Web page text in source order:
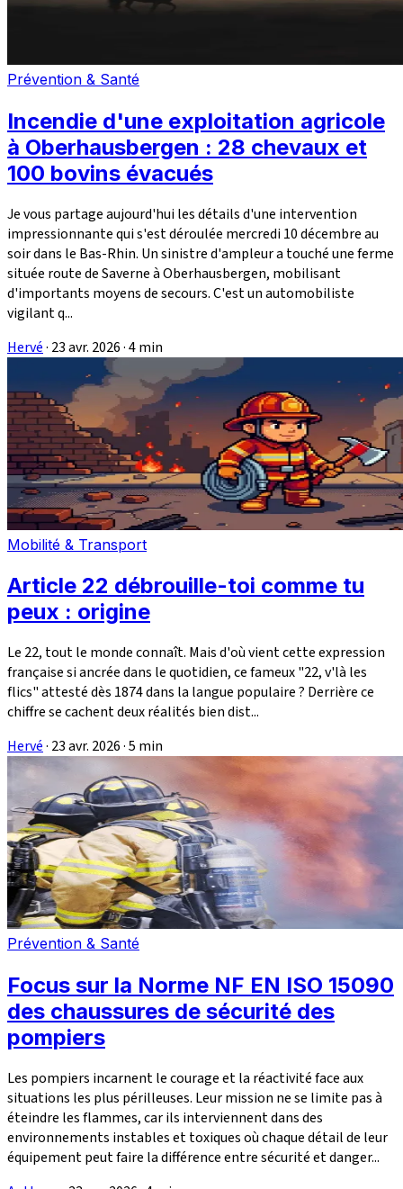
Prévention & Santé
Incendie d'une exploitation agricole
à Oberhausbergen : 28 chevaux et
100 bovins évacués
Je vous partage aujourd'hui les détails d'une intervention
impressionnante qui s'est déroulée mercredi 10 décembre au
soir dans le Bas-Rhin. Un sinistre d'ampleur a touché une ferme
située route de Saverne à Oberhausbergen, mobilisant
d'importants moyens de secours. C'est un automobiliste
vigilant q...
Hervé· 23 avr. 2026·4 min
Mobilité & Transport
Article 22 débrouille-toi comme tu
peux : origine
Le 22, tout le monde connaît. Mais d'où vient cette expression
française si ancrée dans le quotidien, ce fameux "22, v'là les
flics" attesté dès 1874 dans la langue populaire ? Derrière ce
chiffre se cachent deux réalités bien dist...
Hervé· 23 avr. 2026·5 min
Prévention & Santé
Focus sur la Norme NF EN ISO 15090
des chaussures de sécurité des
pompiers
Les pompiers incarnent le courage et la réactivité face aux
situations les plus périlleuses. Leur mission ne se limite pas à
éteindre les flammes, car ils interviennent dans des
environnements instables et toxiques où chaque détail de leur
équipement peut faire la différence entre sécurité et danger...